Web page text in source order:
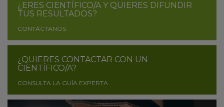
¿ERES CIENTÍFICO/A Y QUIERES DIFUNDIR
TUS RESULTADOS?
CONTÁCTANOS
¿QUIERES CONTACTAR CON UN
CIENTÍFICO/A?
CONSULTA LA GUÍA EXPERTA